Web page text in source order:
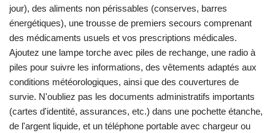
jour), des aliments non périssables (conserves, barres
énergétiques), une trousse de premiers secours comprenant
des médicaments usuels et vos prescriptions médicales.
Ajoutez une lampe torche avec piles de rechange, une radio à
piles pour suivre les informations, des vêtements adaptés aux
conditions météorologiques, ainsi que des couvertures de
survie. N'oubliez pas les documents administratifs importants
(cartes d'identité, assurances, etc.) dans une pochette étanche,
de l'argent liquide, et un téléphone portable avec chargeur ou